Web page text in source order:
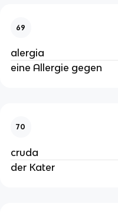
69
alergia
eine Allergie gegen
70
cruda
der Kater